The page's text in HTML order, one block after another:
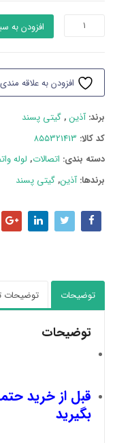
اتصالات
زانو45
درجه
عدد
افزودن به
افزودن به علاقه
برند:آذین ,گیتی پسند
کد کالا: 855321413
دسته بند‌ی: اتصالات, لوله
برندها:آذین,گیتی پسند
توضیحات توضیحات
توضیحات
قبل از خرید
بگیرید